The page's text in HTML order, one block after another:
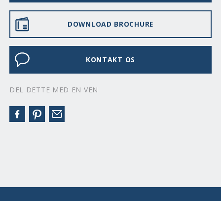
DOWNLOAD BROCHURE
KONTAKT OS
DEL DETTE MED EN VEN